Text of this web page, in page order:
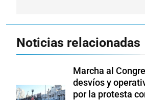
Noticias relacionadas
Marcha al
desvíos y
por la protesta